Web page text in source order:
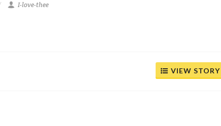
I-love-thee
VIEW STORY